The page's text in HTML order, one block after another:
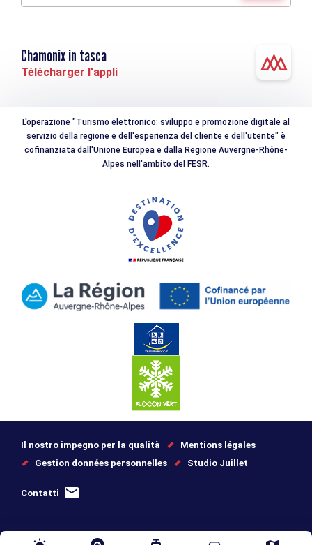
Chamonix in tasca
Télécharger l'appli
L'operazione "Turismo elettronico: sviluppo e promozione digitale al
servizio della regione e dell'esperienza del cliente e dell'utente" è
cofinanziata dall'Unione Europea e dalla Regione Auvergne-Rhône-
Alpes nell'ambito del FESR.
Il nostro impegno per la qualità
Mentions légales
Gestion données personnelles
Studio Juillet
Contatti